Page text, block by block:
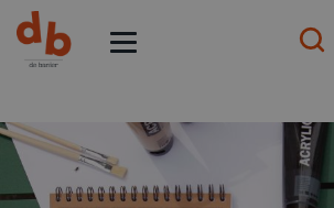
Aanmelden
of